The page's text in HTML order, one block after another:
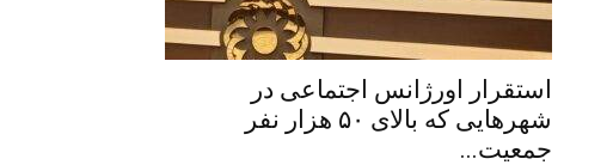
استقرار اورژانس اجتماعی در
شهرهایی که بالای ۵۰ هزار نفر
جمعیت...